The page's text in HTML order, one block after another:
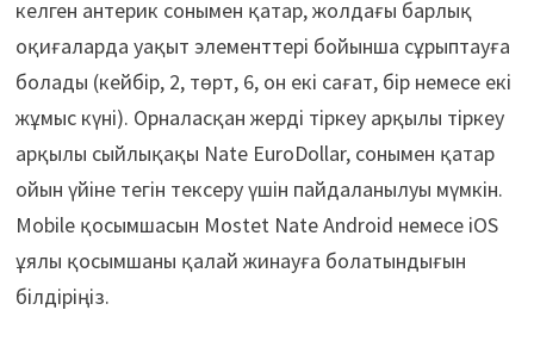
келген антерик сонымен қатар, жолдағы барлық
оқиғаларда уақыт элементтері бойынша сұрыптауға
болады (кейбір, 2, төрт, 6, он екі сағат, бір немесе екі
жұмыс күні). Орналасқан жерді тіркеу арқылы тіркеу
арқылы сыйлықақы Nate EuroDollar, сонымен қатар
ойын үйіне тегін тексеру үшін пайдаланылуы мүмкін.
Mobile қосымшасын Mostet Nate Android немесе iOS
ұялы қосымшаны қалай жинауға болатындығын
білдіріңіз.